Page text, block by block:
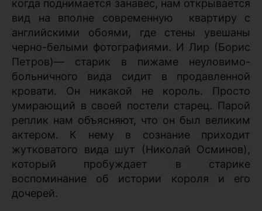
когда поднимается занавес, нам открывается
вид на вполне современную
квартиру с
английскими обоями, где стены увешаны
черно-белыми фотографиями. И Лир (Борис
Петров)— старик в пижаме неуловимо-
больничного вида сидит в продавленной
кровати. Он никакой не король. Просто
умирающий в своей постели старец. Парой
реплик нам объясняют, что он был великим
актером. К нему в сознание приходит
жутковатого вида шут (Николай Осминов),
который пробуждает в старике
воспоминание об истории короля и его
дочерей.